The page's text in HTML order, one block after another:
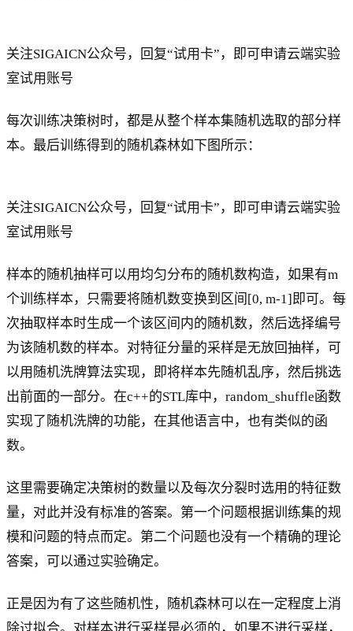
关注SIGAICN公众号，回复“试用卡”，即可申请云端实验
室试用账号
每次训练决策树时，都是从整个样本集随机选取的部分样
本。最后训练得到的随机森林如下图所示：
关注SIGAICN公众号，回复“试用卡”，即可申请云端实验
室试用账号
样本的随机抽样可以用均匀分布的随机数构造，如果有m
个训练样本，只需要将随机数变换到区间[0, m-1]即可。每
次抽取样本时生成一个该区间内的随机数，然后选择编号
为该随机数的样本。对特征分量的采样是无放回抽样，可
以用随机洗牌算法实现，即将样本先随机乱序，然后挑选
出前面的一部分。在c++的STL库中，random_shuffle函数
实现了随机洗牌的功能，在其他语言中，也有类似的函
数。
这里需要确定决策树的数量以及每次分裂时选用的特征数
量，对此并没有标准的答案。第一个问题根据训练集的规
模和问题的特点而定。第二个问题也没有一个精确的理论
答案，可以通过实验确定。
正是因为有了这些随机性，随机森林可以在一定程度上消